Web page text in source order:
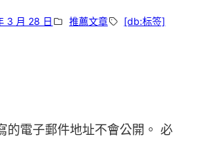
3 月 28 日 推薦文章 [db:标签]
的電子郵件地址不會公開。 必